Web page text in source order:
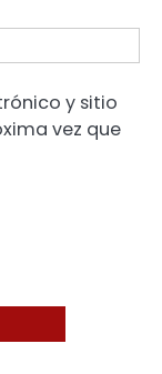
y sitio
vez que